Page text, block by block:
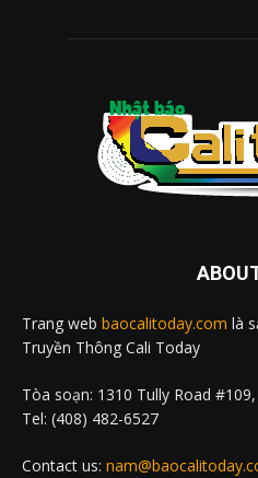
Trang web baocalitoday.com là
Truyền Thông Cali Today
Tòa soạn: 1310 Tully Road
Tel: (408) 482-6527
Contact us: